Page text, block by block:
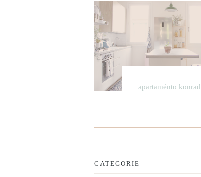
apartaménto konrad
CATEGORIE